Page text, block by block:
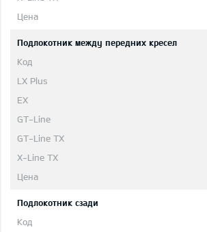
Подлокотник между передних кресел
Подлокотник сзади